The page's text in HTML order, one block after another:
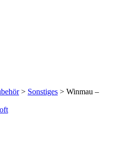
> Sonstiges > Winmau –